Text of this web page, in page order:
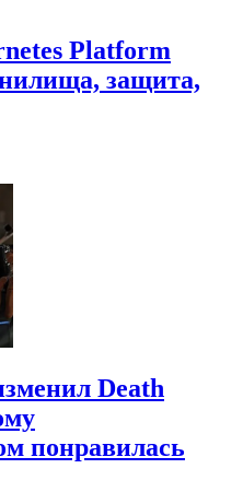
Platform
защита,
Death
понравилась